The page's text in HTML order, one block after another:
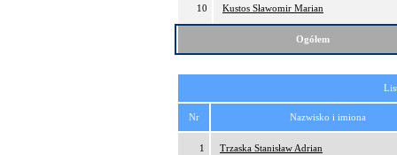
10 Kustos Sławomir Marian
Ogółem
Nr Nazwisko i imiona
1 Trzaska Stanisław Adrian